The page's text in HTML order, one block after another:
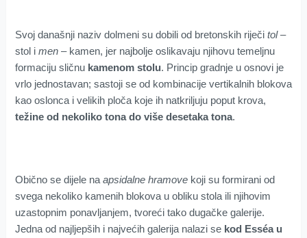
Svoj današnji naziv dolmeni su dobili od bretonskih riječi tol–
stol i men– kamen, jer najbolje oslikavaju njihovu temeljnu
formaciju sličnu kamenom stolu. Princip gradnje u osnovi je
vrlo jednostavan; sastoji se od kombinacije vertikalnih blokova
kao oslonca i velikih ploča koje ih natkriljuju poput krova,
težine od nekoliko tona do više desetaka tona.
Obično se dijele na apsidalne hramovekoji su formirani od
svega nekoliko kamenih blokova u obliku stola ili njihovim
uzastopnim ponavljanjem, tvoreći tako dugačke galerije.
Jedna od najljepših i najvećih galerija nalazi se kod Esséa u